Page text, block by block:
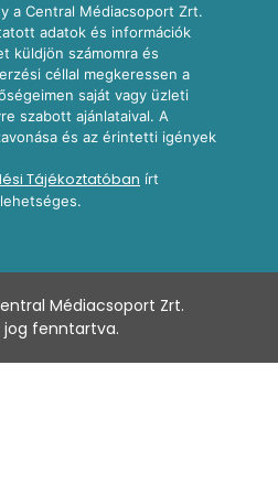
a Central Médiacsoport Zrt.
adatok és információk
küldjön számomra és
céllal megkeressen a
saját vagy üzleti
szabott ajánlataival. A
és az érintetti igények
Tájékoztatóban írt
Médiacsoport Zrt.
jog fenntartva.